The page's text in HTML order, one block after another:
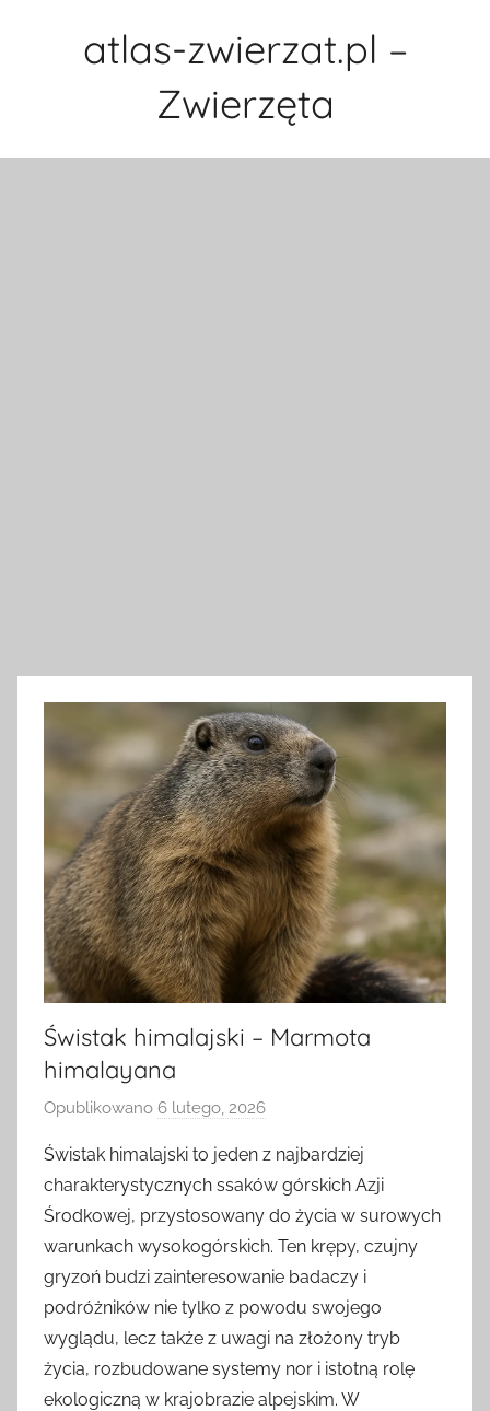
atlas-zwierzat.pl –
Zwierzęta
Świstak himalajski – Marmota
himalayana
Opublikowano 6 lutego, 2026
z
e
z
Świstak himalajski to jeden z najbardziej
charakterystycznych ssaków górskich Azji
Środkowej, przystosowany do życia w surowych
warunkach wysokogórskich. Ten krępy, czujny
gryzoń budzi zainteresowanie badaczy i
podróżników nie tylko z powodu swojego
wyglądu, lecz także z uwagi na złożony tryb
życia, rozbudowane systemy nor i istotną rolę
ekologiczną w krajobrazie alpejskim. W